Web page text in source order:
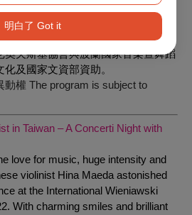
明白了 Got it
斯基協會、波蘭國家音樂暨舞蹈研
資部
維尼奧夫斯基小提琴大賽得主官方
奧夫斯基協會與波蘭國家音樂暨舞蹈
及國家文資部資助。
權 The program is subject to
in Taiwan – A Concerti Night with
love for music, huge intensity and
violinist Hina Maeda astonished
at the International Wieniawski
With charming smiles and brilliant